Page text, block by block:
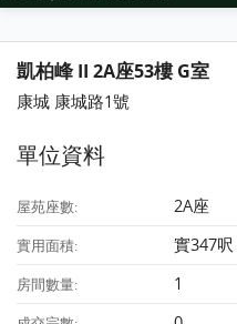
凱柏峰 II 2A座53樓 G室
康城 康城路1號
單位資料
屋苑座數: 2A座
實用面積: 實347呎
房間數量: 1